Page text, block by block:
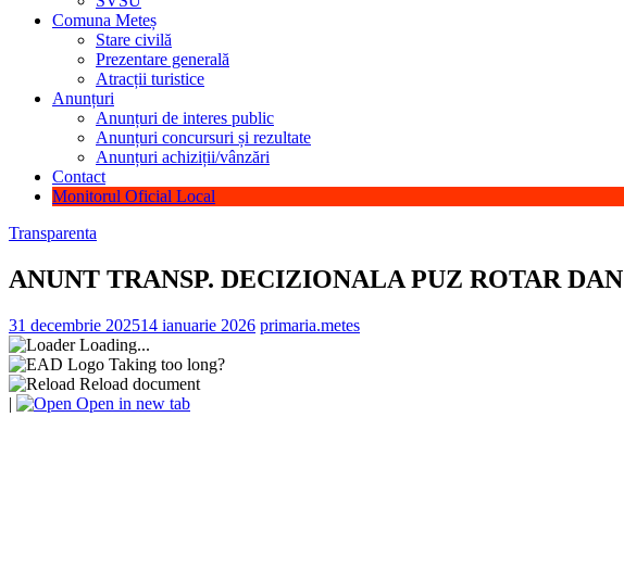
Comuna Meteș
Stare civilă
Prezentare generală
Atracții turistice
Anunțuri
Anunțuri de interes public
Anunțuri concursuri și rezultate
Anunțuri achiziții/vânzări
Contact
Monitorul Oficial Local
Transparenta
ANUNT TRANSP. DECIZIONALA PUZ ROTAR DAN
31 decembrie 202514 ianuarie 2026 primaria.metes
Loading...
Taking too long?
Reload document
|
Open in new tab